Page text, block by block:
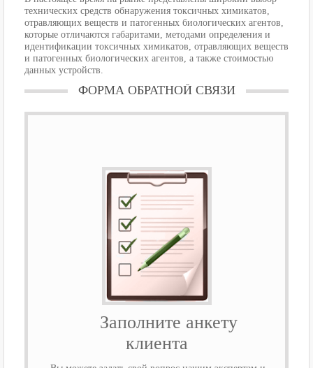
технических средств обнаружения токсичных химикатов,
отравляющих веществ и патогенных биологических агентов,
которые отличаются габаритами, методами определения и
идентификации токсичных химикатов, отравляющих веществ
и патогенных биологических агентов, а также стоимостью
данных устройств.
ФОРМА ОБРАТНОЙ СВЯЗИ
Заполните анкету
клиента